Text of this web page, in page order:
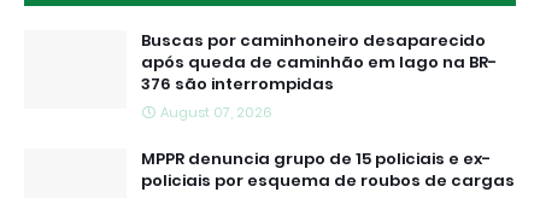
Buscas por caminhoneiro desaparecido
após queda de caminhão em lago na BR-
376 são interrompidas
August 07, 2026
MPPR denuncia grupo de 15 policiais e ex-
policiais por esquema de roubos de cargas